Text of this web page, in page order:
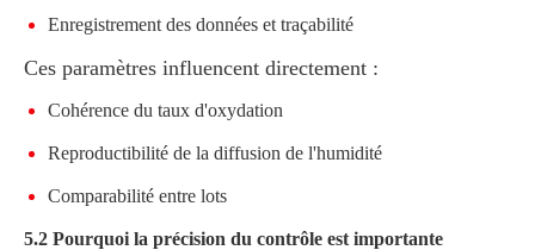
Enregistrement des données et traçabilité
Ces paramètres influencent directement :
Cohérence du taux d'oxydation
Reproductibilité de la diffusion de l'humidité
Comparabilité entre lots
5.2 Pourquoi la précision du contrôle est importante